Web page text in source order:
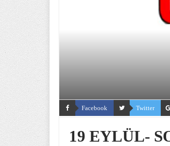
Facebook Twitter
19 EYLÜL-